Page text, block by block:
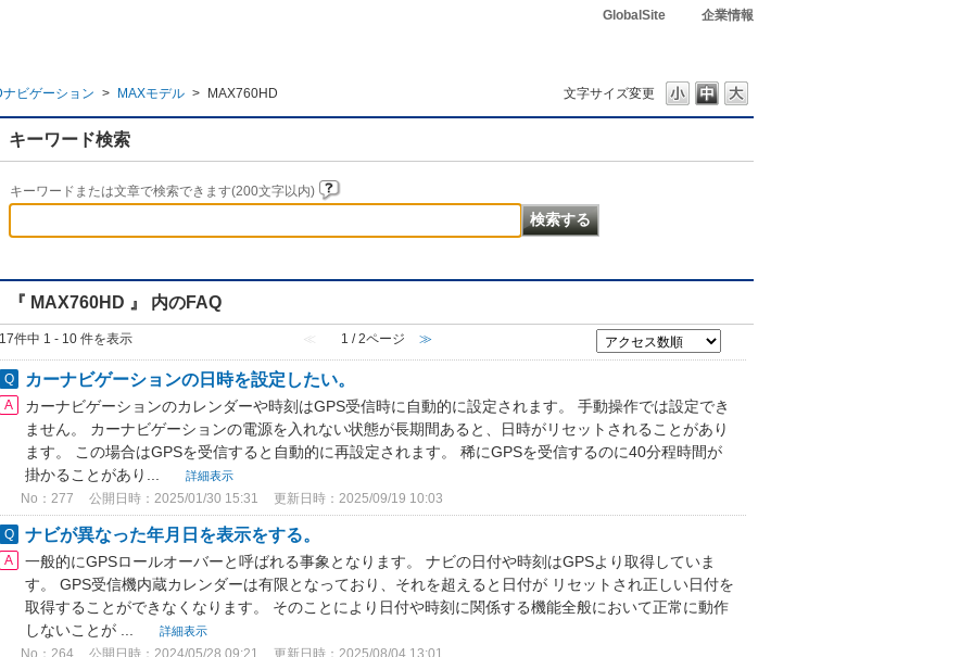
GlobalSite 企業情報
文字サイズ変更
ビゲーション > MAXモデル > MAX760HD
キーワード検索
キーワードまたは文章で検索できます(200文字以内)
『 MAX760HD 』 内のFAQ
17件中 1 - 10 件を表示 ≪ 1 / 2ページ ≫
カーナビゲーションの日時を設定したい。
カーナビゲーションのカレンダーや時刻はGPS受信時に自動的に設定されます。 手動操作では設定でき
ません。 カーナビゲーションの電源を入れない状態が長期間あると、日時がリセットされることがあり
ます。 この場合はGPSを受信すると自動的に再設定されます。 稀にGPSを受信するのに40分程時間が
掛かることがあり...
詳細表示
No：277 公開日時：2025/01/30 15:31 更新日時：2025/09/19 10:03
ナビが異なった年月日を表示をする。
一般的にGPSロールオーバーと呼ばれる事象となります。 ナビの日付や時刻はGPSより取得していま
す。 GPS受信機内蔵カレンダーは有限となっており、それを超えると日付が リセットされ正しい日付を
取得することができなくなります。 そのことにより日付や時刻に関係する機能全般において正常に動作
しないことが ...
詳細表示
No：264 公開日時：2024/05/28 09:21 更新日時：2025/08/04 13:01